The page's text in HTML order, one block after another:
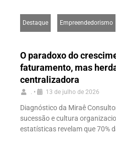
Destaque Empreendedorismo
O paradoxo do
faturamento, mas
centralizadora
• 13 de julho de 2026
Diagnóstico da Miraê
sucessão e cultura
estatísticas revelam que 70%